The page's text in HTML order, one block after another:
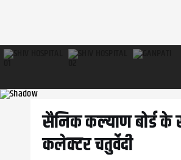
सैनिक कल्याण बोर्ड के
कलेक्टर चतुर्वेदी